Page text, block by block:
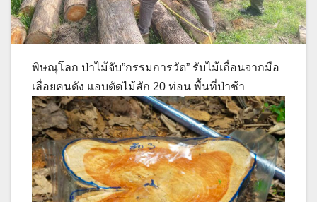
พิษณุโลก ป่าไม้จับ”กรรมการวัด” รับไม้เถื่อนจากมือ
เลื่อยคนดัง แอบตัดไม้สัก 20 ท่อน พื้นที่ป่าช้า